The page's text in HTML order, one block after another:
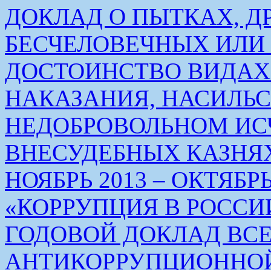
ДОКЛАД О ПЫТКАХ,
БЕСЧЕЛОВЕЧНЫХ
ДОСТОИНСТВО
НАКАЗАНИЯ,
НЕДОБРОВОЛЬНОМ
ВНЕСУДЕБНЫХ
НОЯБРЬ 2013 – ОКТЯБРЬ
«КОРРУПЦИЯ В
ГОДОВОЙ ДОКЛАД